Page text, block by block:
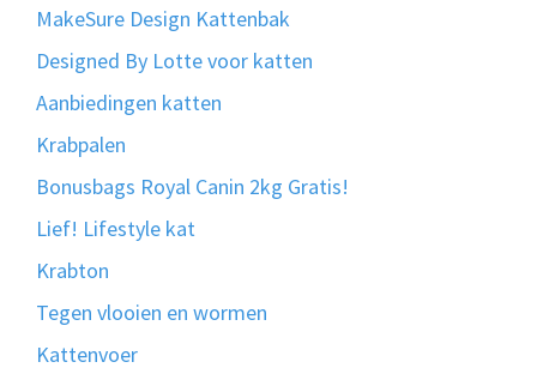
MakeSure Design Kattenbak
Designed By Lotte voor katten
Aanbiedingen katten
Krabpalen
Bonusbags Royal Canin 2kg Gratis!
Lief! Lifestyle kat
Krabton
Tegen vlooien en wormen
Kattenvoer